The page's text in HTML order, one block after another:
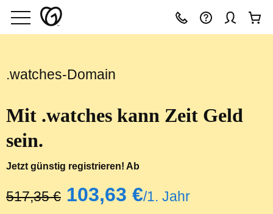
.watches-Domain
Mit .watches kann Zeit Geld
sein.
Jetzt günstig registrieren! Ab
‪517,35 €‬ ‪103,63 €‬/1. Jahr